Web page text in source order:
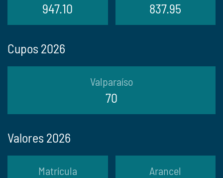
947.10 837.95
Cupos 2026
Valparaíso
70
Valores 2026
Matrícula Arancel